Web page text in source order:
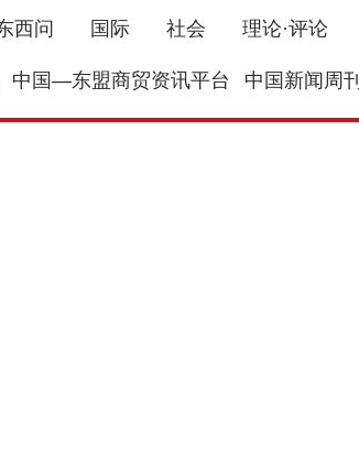
西问 国际 社会 理论·评论
中国—东盟商贸资讯平台 中国新闻周刊